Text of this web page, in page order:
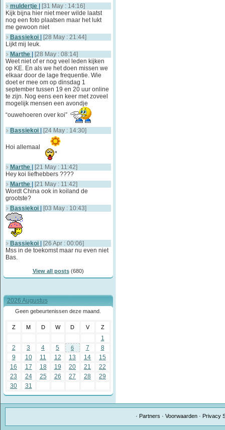
muldertje
[31 May : 14:16]
Kijk bijna hier niet meer wilde laatst
nog een foto plaatsen maar het lukt
me gewoon niet
Bassiekoi
[28 May : 21:44]
Lijkt mij leuk.
Marthe
[28 May : 08:14]
Weet niet of er nog veel leden kijken
op KE. En als we het doen missen we
elkaar door de lage frequentie. Wie
doet er mee om op dinsdag 1
september tussen 19 en 20 uur online
te zijn. Nog eens een keer met zoveel
mogelijk mensen een avondje
“ouwehoeren over koi”
Bassiekoi [24 May : 14:30]
Hoi allemaal
Marthe
[21 May : 11:42]
Hey koi liefhebbers ????
Marthe
[21 May : 11:42]
Wordt China ook in koiland de
grootste?
Bassiekoi
[03 May : 10:43]
Bassiekoi
[26 Apr : 00:06]
Mss in de toekomst maar nu even niet
Bas.
View all posts(680)
2026 Augustus
Geen gebeurtenissen deze maand.
Z M D W D V Z
1
2
3 4 5 6 7
8
9
10 11 12 13 14
15
16
17 18 19 20 21
22
23
24 25 26 27 28
29
30
31
· Partners ·Voorwaarden · Privacy